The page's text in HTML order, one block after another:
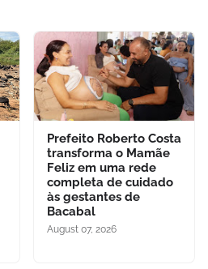
Prefeito Roberto Costa
transforma o Mamãe
Feliz em uma rede
completa de cuidado
às gestantes de
Bacabal
August 07, 2026